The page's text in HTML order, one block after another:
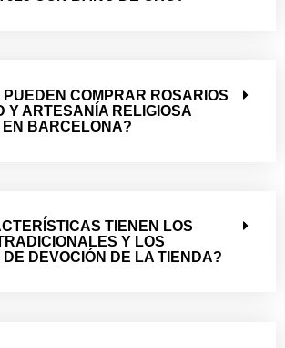
COMPRAR ROSARIOS
Y ARTESANÍA RELIGIOSA
BARCELONA?
TIENEN LOS
Y LOS
DEVOCIÓN DE LA TIENDA?